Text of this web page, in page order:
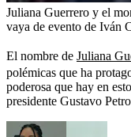
Juliana Guerrero y el
vaya de evento de Iván
El nombre de Juliana
polémicas que ha
poderosa que hay en
presidente Gustavo